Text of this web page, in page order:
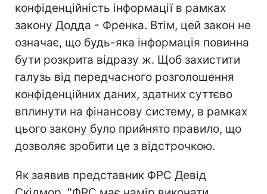
конфіденційність інформації в рамках
закону Додда - Френка. Втім, цей закон не
означає, що будь-яка інформація повинна
бути розкрита відразу ж. Щоб захистити
галузь від передчасного розголошення
конфіденційних даних, здатних суттєво
вплинути на фінансову систему, в рамках
цього закону було прийнято правило, що
дозволяє зробити це з відстрочкою.
Як заявив представник ФРС Девід